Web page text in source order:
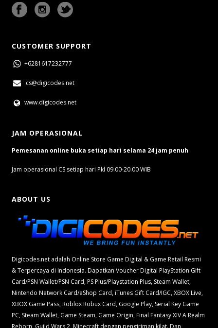
CUSTOMER SUPPORT
+6281617232777
cs@digicodes.net
www.digicodes.net
JAM OPERASIONAL
Pemesanan online buka setiap hari selama 24 jam penuh
Jam operasional CS setiap hari Pkl 09.00-20.00 WIB
ABOUT US
Digicodes.net adalah Online Store Game Digital & Game Retail Resmi
& Terpercaya di Indonesia. Dapatkan Voucher Digital PlayStation Gift
Card/PSN Wallet/PSN Card, PS Plus/Playstation Plus, Steam Wallet,
Nintendo Network Card/eShop Card, iTunes Gift Card/IGC, XBOX Live,
XBOX Game Pass, Roblox Robux Card, Google Play, Serial Key Game
PC, Steam Wallet, Game Steam, Game Origin, Final Fantasy XIV A Realm